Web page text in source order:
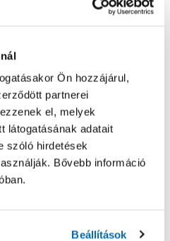
Ön hozzájárul,
partnerei
el, melyek
látogatásának adatait
szóló hirdetések
Bővebb információ
Beállítások